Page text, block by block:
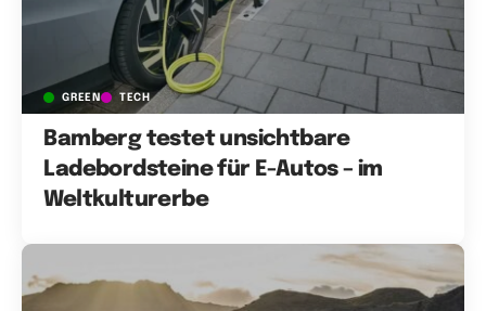
GREEN TECH
Bamberg testet unsichtbare
Ladebordsteine für E-Autos – im
Weltkulturerbe